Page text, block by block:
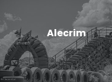
Alecrim